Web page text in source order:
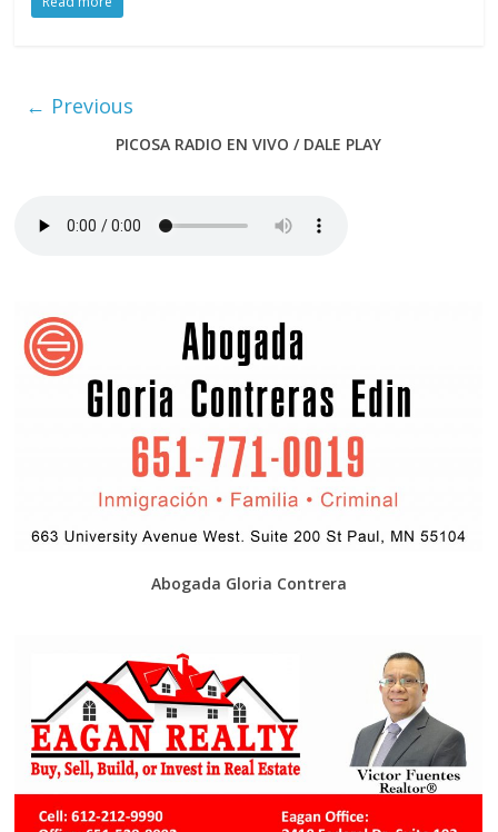
← Previous
PICOSA RADIO EN VIVO / DALE PLAY
Abogada Gloria Contrera